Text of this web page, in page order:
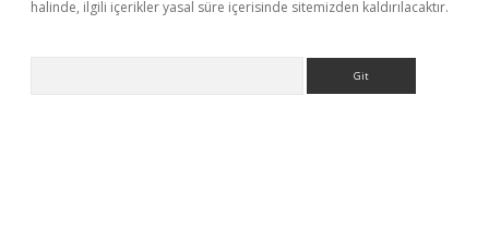
halinde, ilgili içerikler yasal süre içerisinde sitemizden kaldırılacaktır.